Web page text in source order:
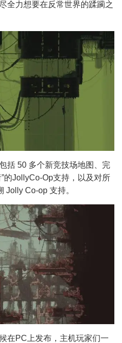
全力想要在反常世界的蹂躏之
括 50 多个新竞技场地图、完
的JollyCo-Op支持，以及对所
Jolly Co-op 支持。
在PC上发布，主机玩家们一